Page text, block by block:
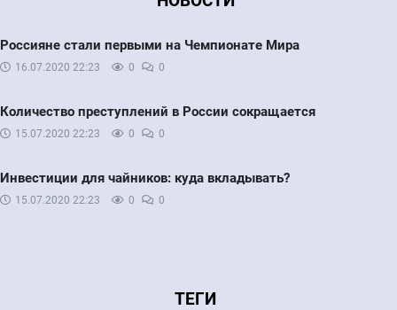
Россияне стали первыми на Чемпионате Мира
16.07.2020 22:23 0 0
Количество преступлений в России сокращается
15.07.2020 22:23 0 0
Инвестиции для чайников: куда вкладывать?
15.07.2020 22:23 0 0
ТЕГИ